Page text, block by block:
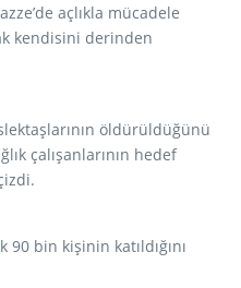
açlıkla mücadele
kendisini derinden
öldürüldüğünü
çalışanlarının hedef
bin kişinin katıldığını